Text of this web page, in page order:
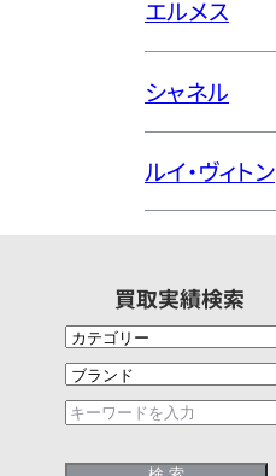
エルメス
シャネル
ルイ・ヴィトン
買取実績検索